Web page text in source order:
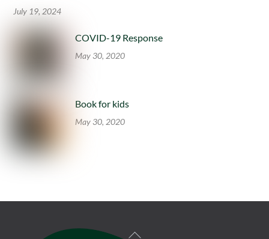
July 19, 2024
COVID-19 Response
May 30, 2020
Book for kids
May 30, 2020
Back